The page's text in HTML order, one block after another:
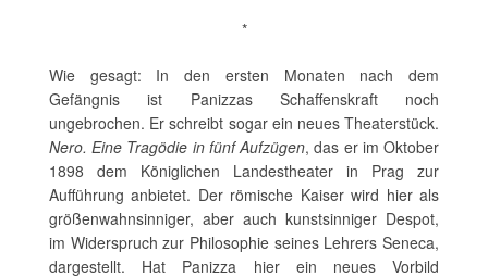
*
Wie gesagt: In den ersten Monaten nach dem
Gefängnis ist Panizzas Schaffenskraft noch
ungebrochen. Er schreibt sogar ein neues Theaterstück.
Nero. Eine Tragödie in fünf Aufzügen, das er im Oktober
1898 dem Königlichen Landestheater in Prag zur
Aufführung anbietet. Der römische Kaiser wird hier als
größenwahnsinniger, aber auch kunstsinniger Despot,
im Widerspruch zur Philosophie seines Lehrers Seneca,
dargestellt. Hat Panizza hier ein neues Vorbild